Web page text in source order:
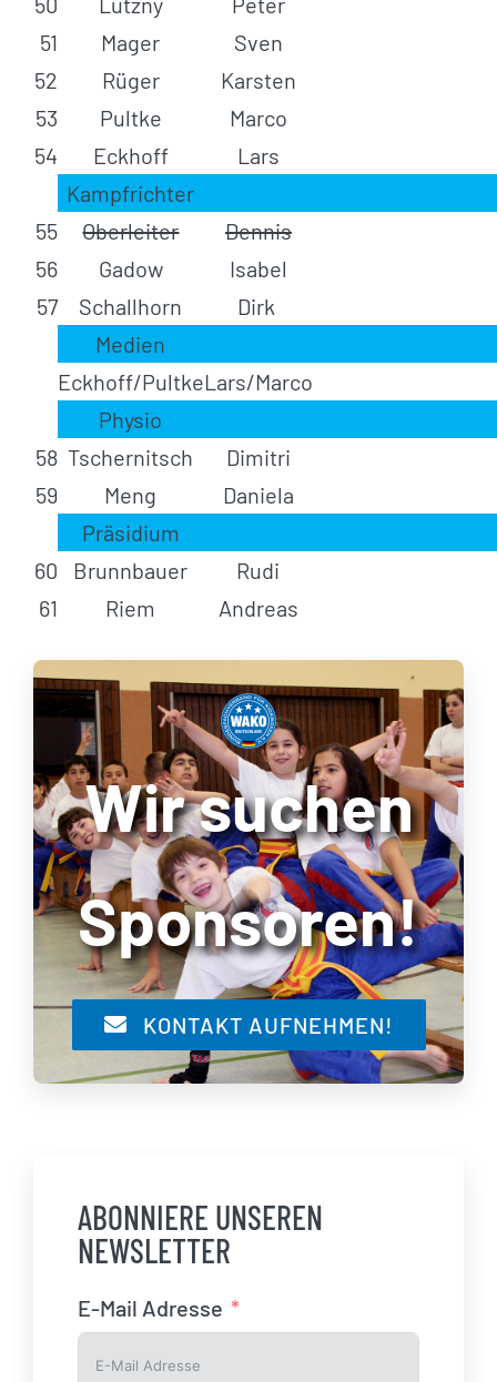
51
Mager
Sven
52
Rüger
Karsten
53
Pultke
Marco
54
Eckhoff
Lars
Kampfrichter
55
Oberleiter
Dennis
56
Gadow
Isabel
57
Schallhorn
Dirk
Medien
Eckhoff/PultkeLars/Marco
Physio
58 Tschernitsch
Dimitri
59
Meng
Daniela
Präsidium
60
Brunnbauer
Rudi
61
Riem Andreas
Wir suchen
Sponsoren!
KONTAKT AUFNEHMEN!
ABONNIERE UNSEREN
NEWSLETTER
E-Mail Adresse